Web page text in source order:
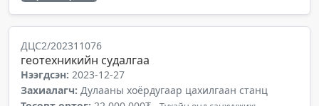
ДЦС2/202311076
геотехникийн судалгаа
Нээгдсэн: 2023-12-27
Захиалагч: Дулааны хоёрдугаар цахилгаан станц